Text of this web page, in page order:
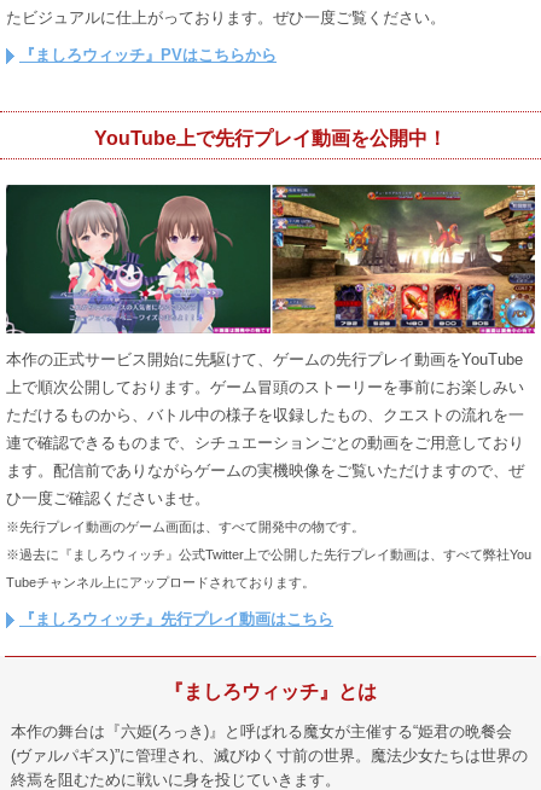
たビジュアルに仕上がっております。ぜひ一度ご覧ください。
『ましろウィッチ』PVはこちらから
YouTube上で先行プレイ動画を公開中！
本作の正式サービス開始に先駆けて、ゲームの先行プレイ動画をYouTube
上で順次公開しております。ゲーム冒頭のストーリーを事前にお楽しみい
ただけるものから、バトル中の様子を収録したもの、クエストの流れを一
連で確認できるものまで、シチュエーションごとの動画をご用意しており
ます。配信前でありながらゲームの実機映像をご覧いただけますので、ぜ
ひ一度ご確認くださいませ。
※先行プレイ動画のゲーム画面は、すべて開発中の物です。
※過去に『ましろウィッチ』公式Twitter上で公開した先行プレイ動画は、すべて弊社You
Tubeチャンネル上にアップロードされております。
『ましろウィッチ』先行プレイ動画はこちら
『ましろウィッチ』とは
本作の舞台は『六姫(ろっき)』と呼ばれる魔女が主催する“姫君の晩餐会
(ヴァルパギス)”に管理され、滅びゆく寸前の世界。魔法少女たちは世界の
終焉を阻むために戦いに身を投じていきます。